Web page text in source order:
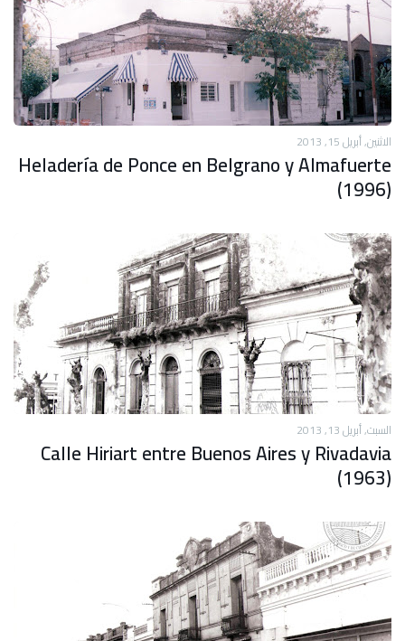
الاثنين, أبريل 15, 2013
Heladería de Ponce en Belgrano y Almafuerte
(1996)
السبت, أبريل 13, 2013
Calle Hiriart entre Buenos Aires y Rivadavia
(1963)